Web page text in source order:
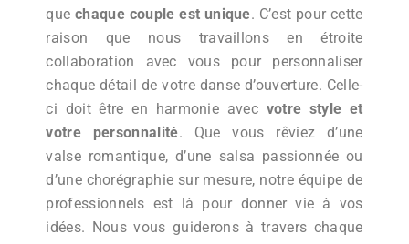
que chaque couple est unique. C’est pour cette
raison que nous travaillons en étroite
collaboration avec vous pour personnaliser
chaque détail de votre danse d’ouverture. Celle-
ci doit être en harmonie avec votre style et
votre personnalité. Que vous rêviez d’une
valse romantique, d’une salsa passionnée ou
d’une chorégraphie sur mesure, notre équipe de
professionnels est là pour donner vie à vos
idées. Nous vous guiderons à travers chaque